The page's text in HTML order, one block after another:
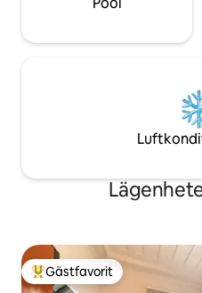
Populär gästfavorit
Gästfavorit